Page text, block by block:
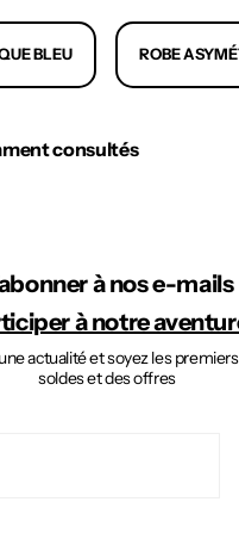
BLEU ROBE
consultés
à nos e-mails
à notre
actualité et soyez les
soldes et des offres